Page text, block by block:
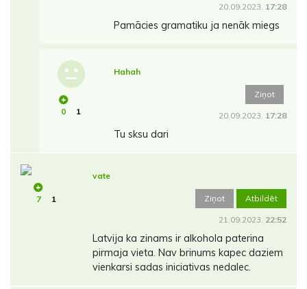
20.09.2023. 17:28
Pamācies gramatiku ja nenāk miegs
0 1
Hahah
Ziņot
20.09.2023. 17:28
Tu sksu dari
7 1
vate
Ziņot Atbildēt
21.09.2023. 22:52
Latvija ka zinams ir alkohola paterina
pirmaja vieta. Nav brinums kapec daziem
vienkarsi sadas iniciativas nedalec.